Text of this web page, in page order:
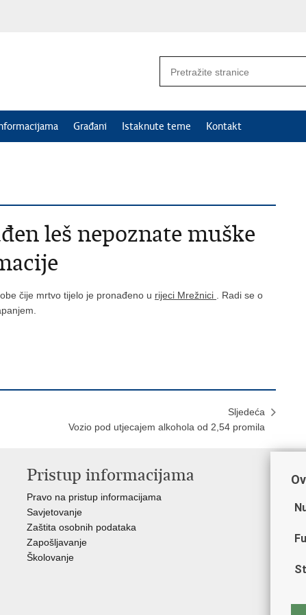
Građani Istaknute teme Kontakt
leš nepoznate muške
čije mrtvo tijelo je pronađeno u rijeci Mrežnici
. Radi se o
Sljedeća
Vozio pod utjecajem alkohola od 2,54 promila
Pristup informacijama
Pravo na pristup informacijama
Savjetovanje
Zaštita osobnih podataka
Zapošljavanje
Školovanje